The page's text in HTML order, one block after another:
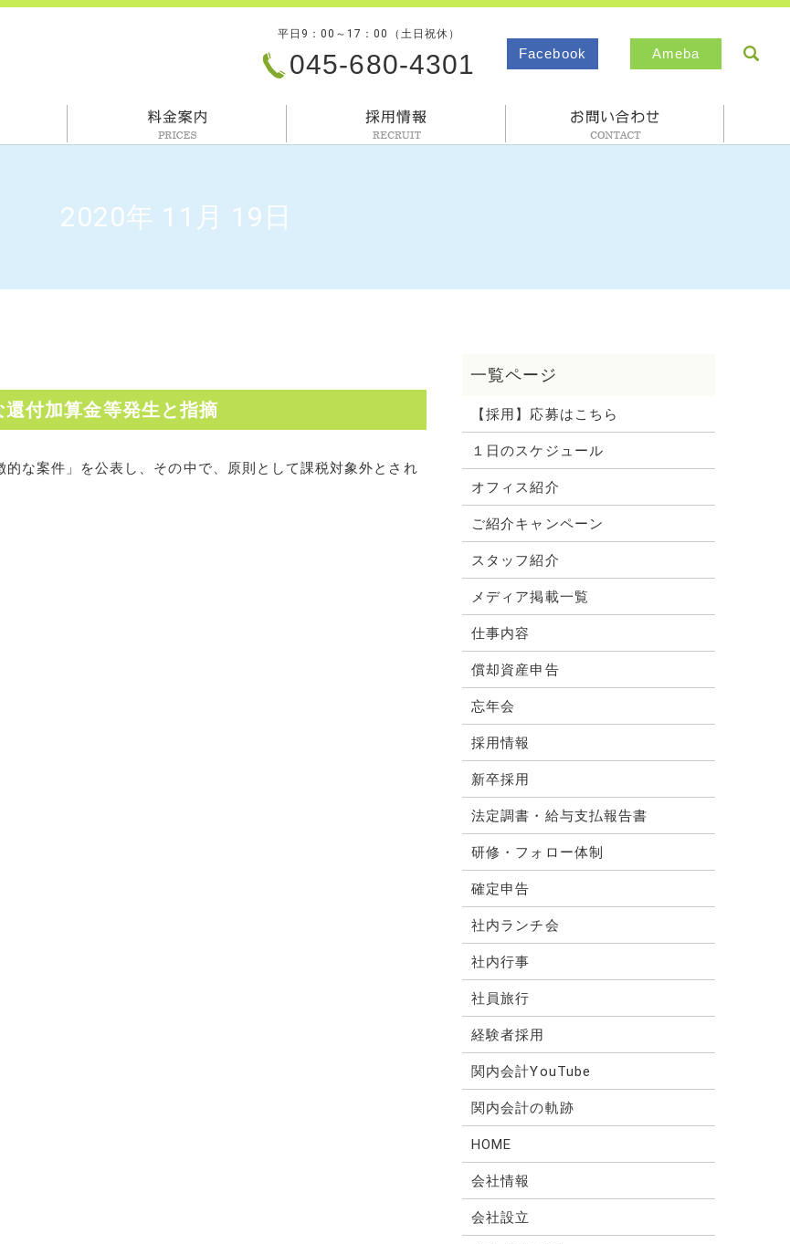
平日9：00～17：00（土日祝休）
045-680-4301 Facebook Ameba
2020年 11月 19日
付加算金等発生と指摘
な案件」を公表し、その中で、原則として課税対象外とされ
【採用】応募はこちら
１日のスケジュール
オフィス紹介
ご紹介キャンペーン
スタッフ紹介
メディア掲載一覧
仕事内容
償却資産申告
忘年会
採用情報
新卒採用
法定調書・給与支払報告書
研修・フォロー体制
確定申告
社内ランチ会
社内行事
社員旅行
経験者採用
関内会計YouTube
関内会計の軌跡
HOME
会社情報
会社設立